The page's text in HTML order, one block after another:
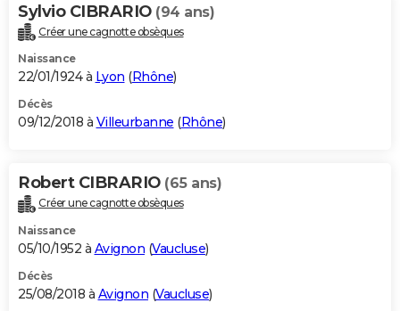
Sylvio CIBRARIO (94 ans)
Créer une cagnotte obsèques
Naissance
22/01/1924 à Lyon (Rhône)
Décès
09/12/2018 à Villeurbanne (Rhône)
Robert CIBRARIO (65 ans)
Créer une cagnotte obsèques
Naissance
05/10/1952 à Avignon (Vaucluse)
Décès
25/08/2018 à Avignon (Vaucluse)